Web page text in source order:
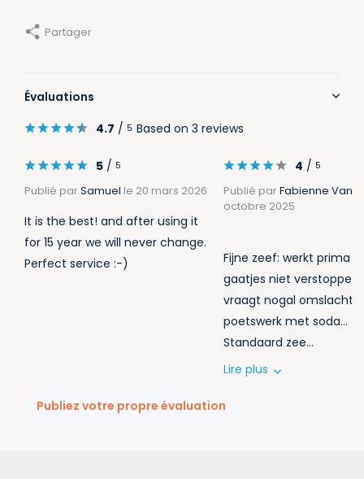
Partager
Évaluations
4.7 / 5 Based on 3 reviews
5 / 5
Publié parSamuel le 20 mars 2026
It is the best! and after using it
for 15 year we will never change.
Perfect service :-)
4 / 5
Publié parFabienne
octobre 2025
Fijne zeef: werkt prima
gaatjes niet verstoppen
vraagt nogal omslachtig
poetswerk met soda…
Standaard zee...
Lire plus
Publiez votre propre évaluation